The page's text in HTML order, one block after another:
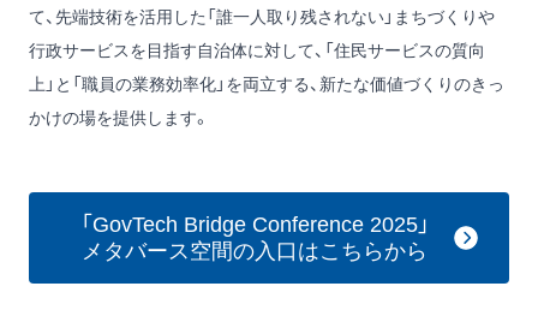
て、先端技術を活用した「誰一人取り残されない」まちづくりや
行政サービスを目指す自治体に対して、「住民サービスの質向
上」と「職員の業務効率化」を両立する、新たな価値づくりのきっ
かけの場を提供します。
「GovTech Bridge Conference 2025」
メタバース空間の入口はこちらから